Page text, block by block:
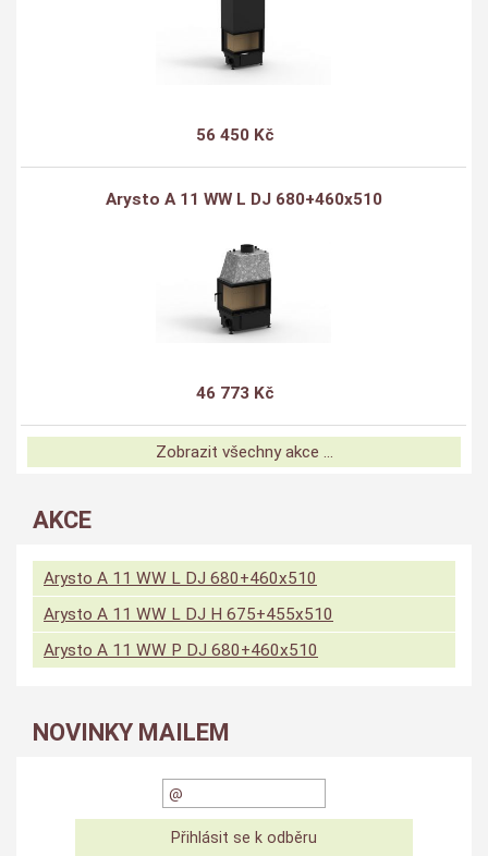
56 450 Kč
Arysto A 11 WW L DJ 680+460x510
46 773 Kč
Zobrazit všechny akce ...
AKCE
Arysto A 11 WW L DJ 680+460x510
Arysto A 11 WW L DJ H 675+455x510
Arysto A 11 WW P DJ 680+460x510
NOVINKY MAILEM